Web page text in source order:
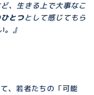
、生きる上で大事なこ
とつとして感じてもら
、若者たちの「可能